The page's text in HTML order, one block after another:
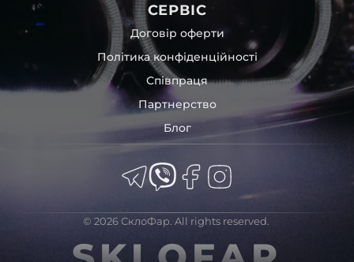
СЕРВІС
Договір оферти
Політика конфіденційності
Співпраця
Партнерство
Блог
© 2026 СклоФар. All rights reserved.